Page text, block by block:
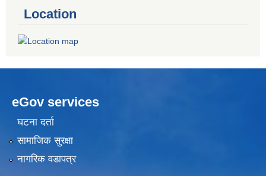
Location
eGov services
घटना दर्ता
सामाजिक सुरक्षा
नागरिक वडापत्र